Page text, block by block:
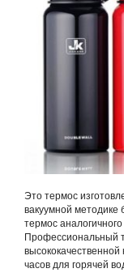
Это термос
вакуумной методике
термос
Профессиональный
часов для горячей